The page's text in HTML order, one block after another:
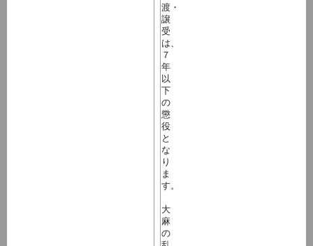
渡・
譲
受
は、
７
年
以
下
の
懲
役
と
な
り
ま
す。
大
麻
の